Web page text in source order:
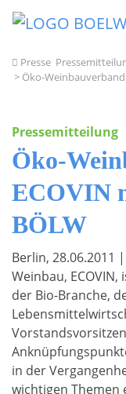
Direkt zum Inhalt
Presse
> Öko-
Pressemitteilung
Öko-
ECOVIN
BÖLW
Berlin, 28.06.2011
Weinbau,
der Bio-Branche,
in der
wichtigen